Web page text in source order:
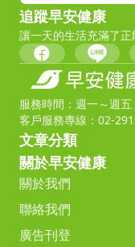
追蹤早安健康
讓一天的生活充滿了
服務時間：週一～週
客戶服務專線：02-
文章分類
關於早安健康
關於我們
聯絡我們
廣告刊登